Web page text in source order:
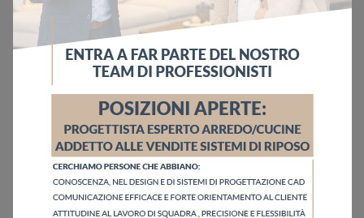
Sfoglia i cataloghi